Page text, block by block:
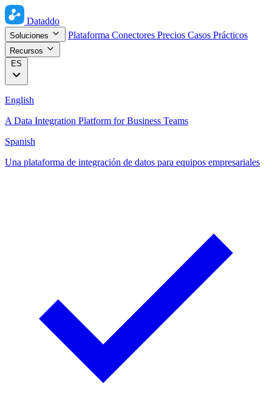
Dataddo
Soluciones Plataforma Conectores Precios Casos Prácticos
Recursos
ES
English
A Data Integration Platform for Business Teams
Spanish
Una plataforma de integración de datos para equipos empresariales